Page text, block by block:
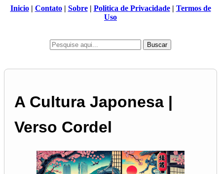
Inicio| Contato| Sobre| Politica de Privacidade| Termos de
Uso
Buscar
A Cultura Japonesa |
Verso Cordel